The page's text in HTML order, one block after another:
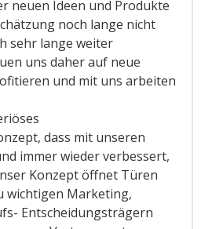
neuen Ideen und Produkte
noch lange nicht
sehr lange weiter
uns daher auf neue
und mit uns arbeiten
dass mit unseren
immer wieder verbessert,
Konzept öffnet Türen
wichtigen Marketing,
Entscheidungsträgern